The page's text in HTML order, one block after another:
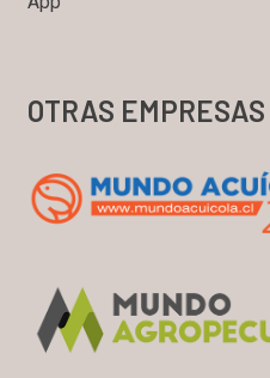
OTRAS EMPRESAS